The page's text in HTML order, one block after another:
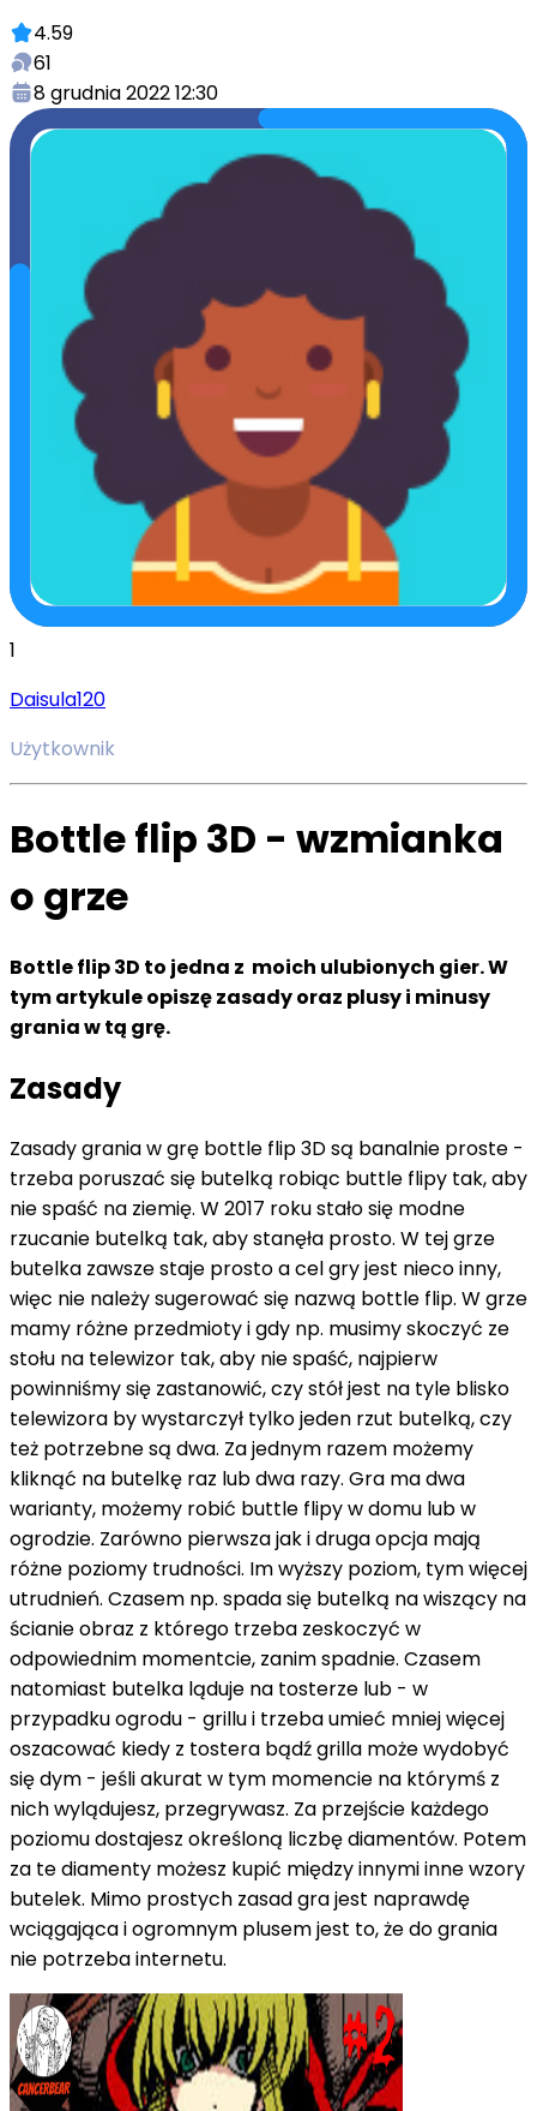
4.59
61
8 grudnia 2022 12:30
1
Daisula120
Użytkownik
Bottle flip 3D - wzmianka
o grze
Bottle flip 3D to jedna z moich ulubionych gier. W
tym artykule opiszę zasady oraz plusy i minusy
grania w tą grę.
Zasady
Zasady grania w grę bottle flip 3D są banalnie proste -
trzeba poruszać się butelką robiąc buttle flipy tak, aby
nie spaść na ziemię. W 2017 roku stało się modne
rzucanie butelką tak, aby stanęła prosto. W tej grze
butelka zawsze staje prosto a cel gry jest nieco inny,
więc nie należy sugerować się nazwą bottle flip. W grze
mamy różne przedmioty i gdy np. musimy skoczyć ze
stołu na telewizor tak, aby nie spaść, najpierw
powinniśmy się zastanowić, czy stół jest na tyle blisko
telewizora by wystarczył tylko jeden rzut butelką, czy
też potrzebne są dwa. Za jednym razem możemy
kliknąć na butelkę raz lub dwa razy. Gra ma dwa
warianty, możemy robić buttle flipy w domu lub w
ogrodzie. Zarówno pierwsza jak i druga opcja mają
różne poziomy trudności. Im wyższy poziom, tym więcej
utrudnień. Czasem np. spada się butelką na wiszący na
ścianie obraz z którego trzeba zeskoczyć w
odpowiednim momentcie, zanim spadnie. Czasem
natomiast butelka ląduje na tosterze lub - w
przypadku ogrodu - grillu i trzeba umieć mniej więcej
oszacować kiedy z tostera bądź grilla może wydobyć
się dym - jeśli akurat w tym momencie na którymś z
nich wylądujesz, przegrywasz. Za przejście każdego
poziomu dostajesz określoną liczbę diamentów. Potem
za te diamenty możesz kupić między innymi inne wzory
butelek. Mimo prostych zasad gra jest naprawdę
wciągająca i ogromnym plusem jest to, że do grania
nie potrzeba internetu.